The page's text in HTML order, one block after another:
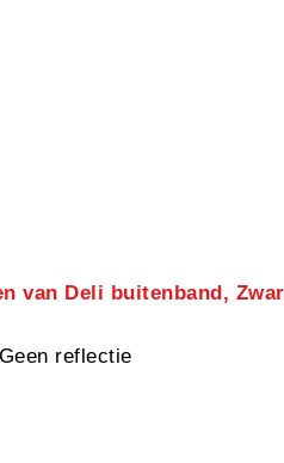
van Deli buitenband,
reflectie